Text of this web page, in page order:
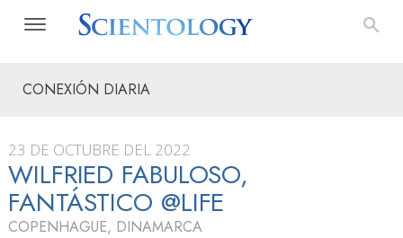
CONEXIÓN DIARIA
23 DE OCTUBRE DEL 2022
WILFRIED FABULOSO,
FANTÁSTICO @LIFE
COPENHAGUE, DINAMARCA